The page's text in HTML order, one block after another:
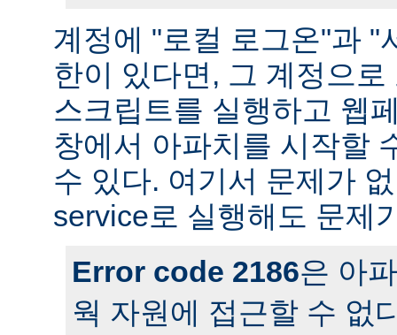
계정에 "로컬 로그온"과 "
한이 있다면, 그 계정으
스크립트를 실행하고 웹
창에서 아파치를 시작할
수 있다. 여기서 문제가
service로 실행해도 문제
Error code 2186은 아
웍 자원에 접근할 수 없